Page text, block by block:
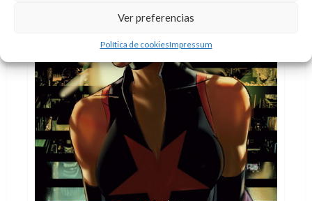
Ver preferencias
Política de cookiesImpressum